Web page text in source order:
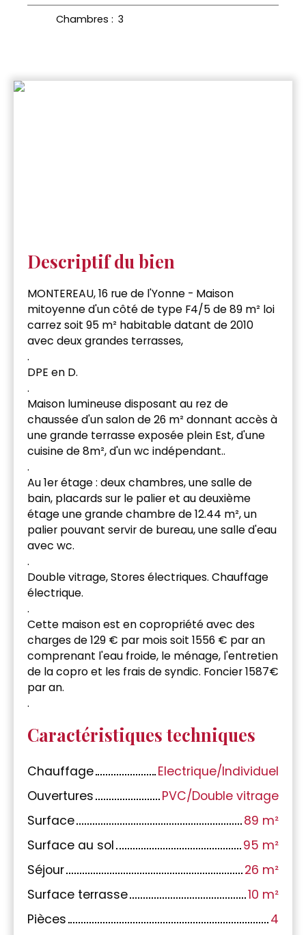
Chambres : 3
Descriptif du bien
MONTEREAU, 16 rue de l'Yonne - Maison
mitoyenne d'un côté de type F4/5 de 89 m² loi
carrez soit 95 m² habitable datant de 2010
avec deux grandes terrasses,
.
DPE en D.
.
Maison lumineuse disposant au rez de
chaussée d'un salon de 26 m² donnant accès à
une grande terrasse exposée plein Est, d'une
cuisine de 8m², d'un wc indépendant..
.
Au 1er étage : deux chambres, une salle de
bain, placards sur le palier et au deuxième
étage une grande chambre de 12.44 m², un
palier pouvant servir de bureau, une salle d'eau
avec wc.
.
Double vitrage, Stores électriques. Chauffage
électrique.
.
Cette maison est en copropriété avec des
charges de 129 € par mois soit 1556 € par an
comprenant l'eau froide, le ménage, l'entretien
de la copro et les frais de syndic. Foncier 1587€
par an.
.
Caractéristiques techniques
Chauffage
Electrique/Individuel
Ouvertures
PVC/Double vitrage
Surface
89 m²
Surface au sol
95 m²
Séjour
26 m²
Surface terrasse
10 m²
Pièces
4